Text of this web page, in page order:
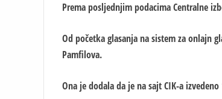
Prema posljednjim podacima Centralne
Od početka glasanja na sistem za onlajn
Pamfilova.
Ona je dodala da je na sajt CIK-a